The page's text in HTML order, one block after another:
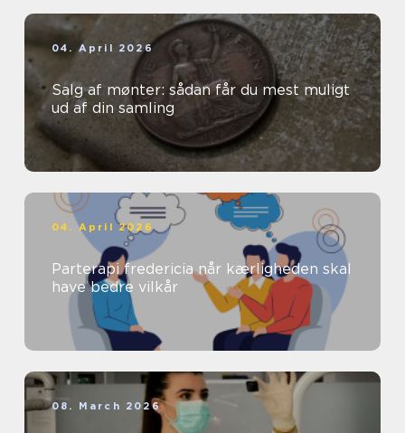
04. April 2026
Salg af mønter: sådan får du mest muligt
ud af din samling
04. April 2026
Parterapi fredericia når kærligheden skal
have bedre vilkår
08. March 2026